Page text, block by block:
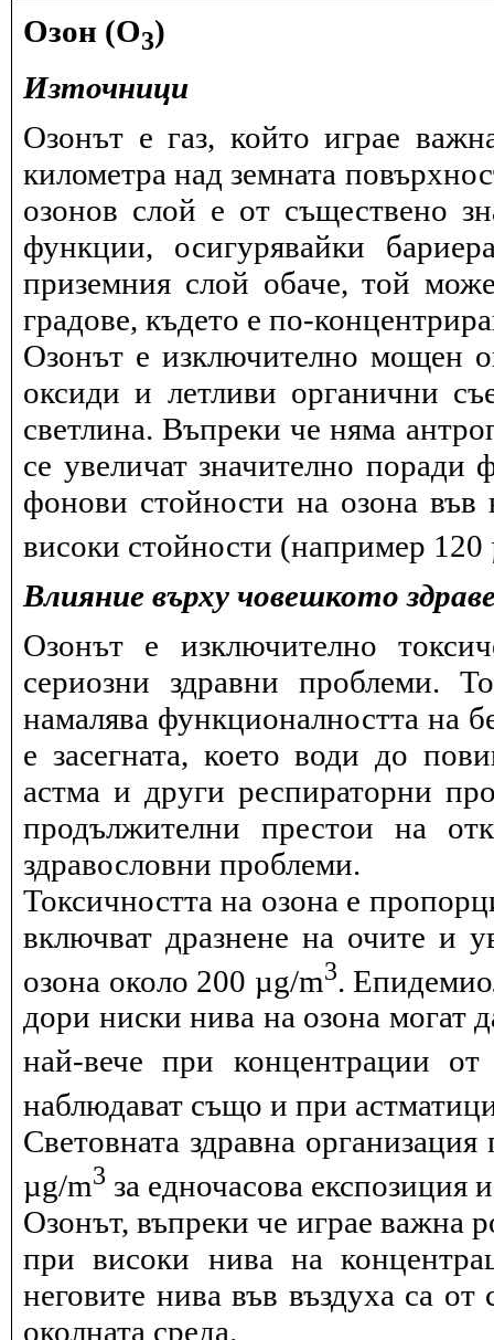
Озон (O3)
Източници
Озонът е газ, който играе
километра над земната
озонов слой е от съществено
функции, осигурявайки
приземния слой обаче, той
градове, където е по-
Озонът е изключително мощен
оксиди и летливи органични
светлина. Въпреки че няма
се увеличат значително
фонови стойности на озона
високи стойности (например 120
Влияние върху човешкото
Озонът е изключително
сериозни здравни проблеми.
намалява функционалността на
е засегната, което води до
астма и други респираторни
продължителни престои на
здравословни проблеми.
Токсичността на озона е
включват дразнене на очите и
озона около 200 µg/m3.
дори ниски нива на озона могат
най-вече при концентрации
наблюдават също и при
Световната здравна
µg/m3 за едночасова експозиция
Озонът, въпреки че играе важна
при високи нива на
неговите нива във въздуха са от
околната среда.